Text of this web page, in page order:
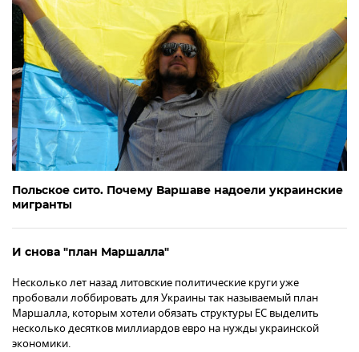
Польское сито. Почему Варшаве надоели украинские
мигранты
И снова "план Маршалла"
Несколько лет назад литовские политические круги уже
пробовали лоббировать для Украины так называемый план
Маршалла, которым хотели обязать структуры ЕС выделить
несколько десятков миллиардов евро на нужды украинской
экономики.